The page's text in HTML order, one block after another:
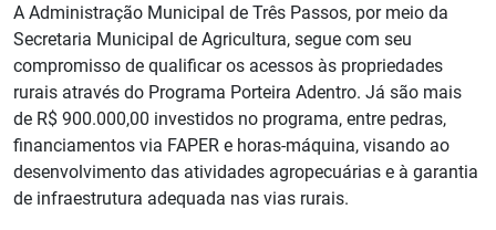
A Administração Municipal de Três Passos, por meio da
Secretaria Municipal de Agricultura, segue com seu
compromisso de qualificar os acessos às propriedades
rurais através do Programa Porteira Adentro. Já são mais
de R$ 900.000,00 investidos no programa, entre pedras,
financiamentos via FAPER e horas-máquina, visando ao
desenvolvimento das atividades agropecuárias e à garantia
de infraestrutura adequada nas vias rurais.